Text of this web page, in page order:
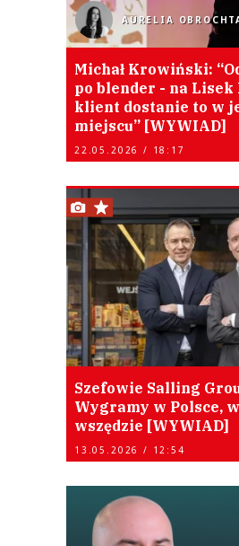
AURELIA
Michał Krowiński:
po blender - na Lisek
klient dostanie to w
miejscu” [WYWIAD]
22.05.2026 / 18:17
Szefowie Salling
Wygramy w Polsce,
wszędzie [WYWIAD]
13.05.2026 / 12:54